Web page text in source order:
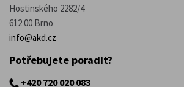
Hostinského 2282/4
612 00 Brno
info@akd.cz
Potřebujete poradit?
+420 720 020 083